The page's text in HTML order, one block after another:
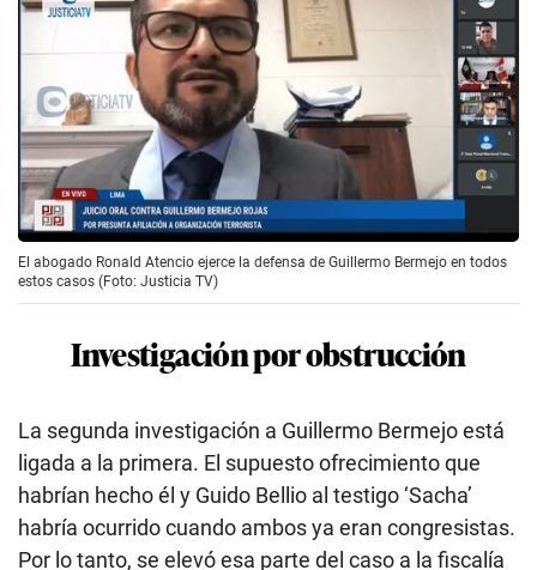
El abogado Ronald Atencio ejerce la defensa de Guillermo Bermejo en todos
estos casos (Foto: Justicia TV)
Investigación por obstrucción
La segunda investigación a Guillermo Bermejo está
ligada a la primera. El supuesto ofrecimiento que
habría ocurrido cuando ambos ya eran congresistas.
suprema que dirigíaZoraida Ávalos, antes de su
inhabilitación por parte del Congreso.
Esa fiscalía suprema inició otra investigación a
Guillermo Bermejo y Guido Bellido
por presunta